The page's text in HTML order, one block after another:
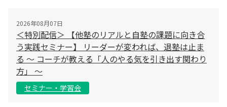
2026年08月07日
＜特別配信＞ 【他塾のリアルと自塾の課題に向き合
う実践セミナー】 リーダーが変われば、退塾は止ま
る 〜 コーチが教える「人のやる気を引き出す関わり
方」 〜
セミナー・学習会